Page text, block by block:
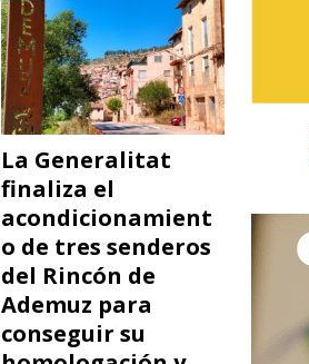
La Generalitat
finaliza el
acondicionamient
o de tres senderos
del Rincón de
Ademuz para
conseguir su